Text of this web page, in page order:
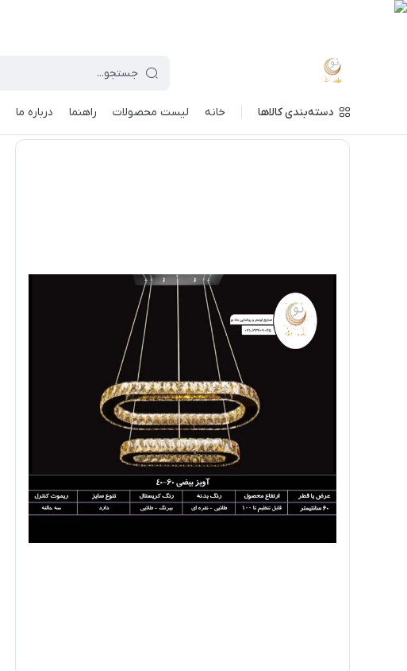
دسته‌بندی کالاها خانه لیست محصولات راهنما درباره ما ماه نو / فهرست محصولات / لوستر مدرن آویز بیضی سایز 30 - 40